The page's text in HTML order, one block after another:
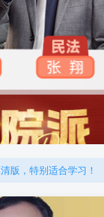
版，特别适合学习！
客服微信（微信号
版，特别适合学习！